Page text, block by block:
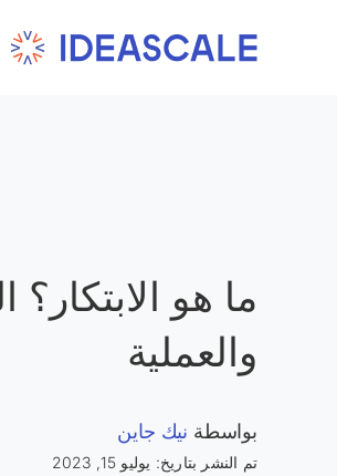
ما هو الابتكار؟
والعملية
بواسطة نيك جاين
تم النشر بتاريخ: يوليو 15, 2023